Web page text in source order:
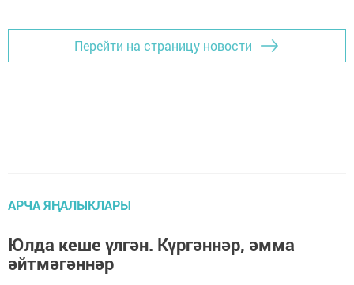
Перейти на страницу новости
АРЧА ЯҢАЛЫКЛАРЫ
Юлда кеше үлгән. Күргәннәр, әмма
әйтмәгәннәр